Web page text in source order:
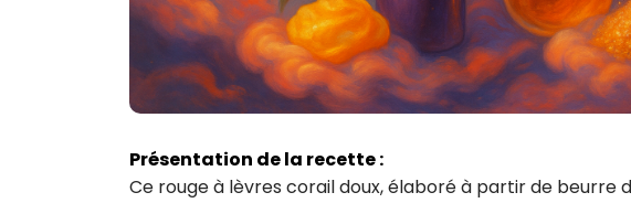
Présentation de la recette :
Ce rouge à lèvres corail doux, élaboré à partir de beurre